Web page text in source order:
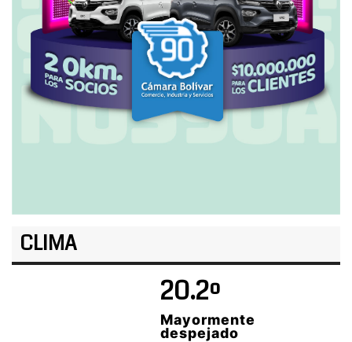
CLIMA
20.2º
Mayormente
despejado